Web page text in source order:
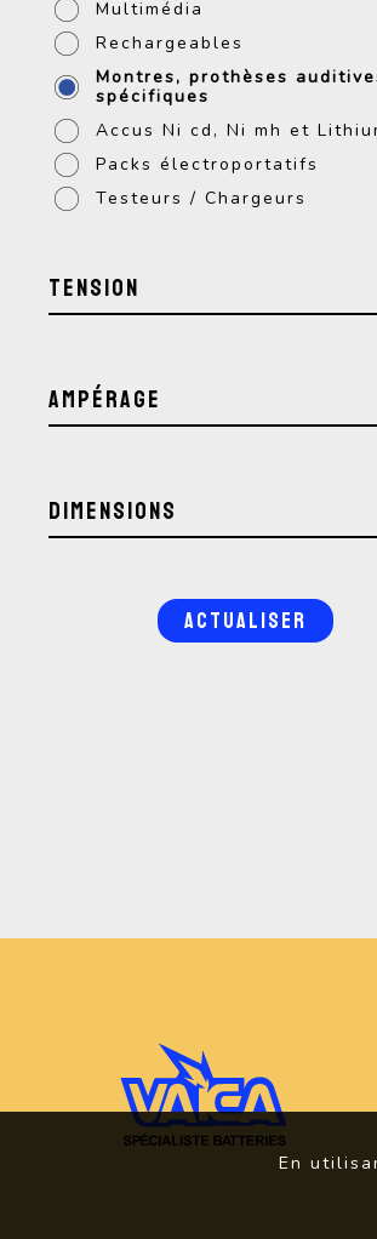
Multimédia
Rechargeables
Montres, prothèses
spécifiques
Accus Ni cd, Ni mh et
Packs électroportatifs
Testeurs / Chargeurs
Tension
Ampérage
Dimensions
ACTUALISER
En